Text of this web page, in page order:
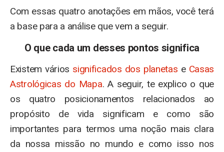
Com essas quatro anotações em mãos, você terá
a base para a análise que vem a seguir.
O que cada um desses pontos significa
Existem vários significados dos planetas e Casas
Astrológicas do Mapa. A seguir, te explico o que
os quatro posicionamentos relacionados ao
propósito de vida significam e como são
importantes para termos uma noção mais clara
da nossa missão no mundo e como isso nos